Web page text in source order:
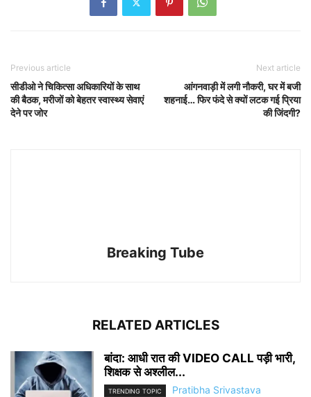
Previous article
सीडीओ ने चिकित्सा अधिकारियों के साथ
की बैठक, मरीजों को बेहतर स्वास्थ्य सेवाएं
देने पर जोर
Next article
आंगनवाड़ी में लगी नौकरी, घर में बजी
शहनाई… फिर फंदे से क्यों लटक गई प्रिया
की जिंदगी?
Breaking Tube
RELATED ARTICLES
बांदा: आधी रात की VIDEO CALL पड़ी भारी,
शिक्षक से अश्लील...
TRENDING TOPIC Pratibha Srivastava